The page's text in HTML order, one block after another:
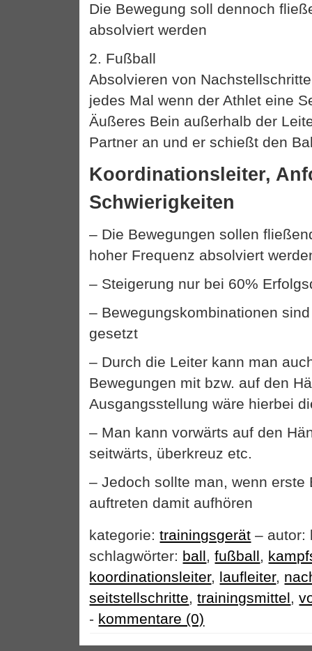
Die Bewegung soll dennoch
absolviert werden
2. Fußball
Absolvieren von
jedes Mal wenn der Athlet eine
Äußeres Bein außerhalb der
Partner an und er schießt den
Koordinationsleiter,
Schwierigkeiten
– Die Bewegungen sollen
hoher Frequenz absolviert
– Steigerung nur bei 60%
– Bewegungskombinationen
gesetzt
– Durch die Leiter kann man
Bewegungen mit bzw. auf den
Ausgangsstellung wäre hierbei
– Man kann vorwärts auf den
seitwärts, überkreuz etc.
– Jedoch sollte man, wenn erste
auftreten damit aufhören
kategorie:trainingsgerät – autor:
schlagwörter: ball,fußball,
koordinationsleiter, laufleiter,
seitstellschritte,trainingsmittel,
- kommentare (0)